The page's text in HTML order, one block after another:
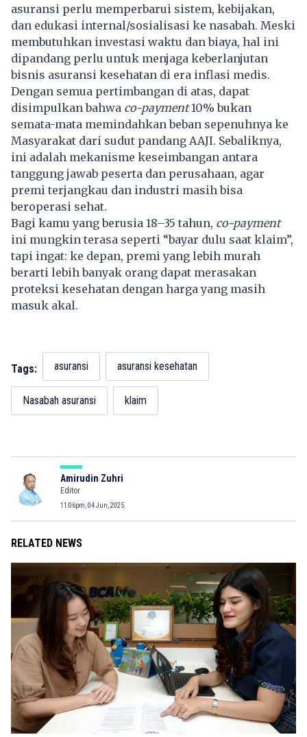
asuransi perlu memperbarui sistem, kebijakan,
dan edukasi internal/sosialisasi ke nasabah. Meski
membutuhkan investasi waktu dan biaya, hal ini
dipandang perlu untuk menjaga keberlanjutan
bisnis asuransi kesehatan di era inflasi medis.
Dengan semua pertimbangan di atas, dapat
disimpulkan bahwa co-payment10% bukan
semata-mata memindahkan beban sepenuhnya ke
Masyarakat dari sudut pandang AAJI. Sebaliknya,
ini adalah mekanisme keseimbangan antara
tanggung jawab peserta dan perusahaan, agar
premi terjangkau dan industri masih bisa
beroperasi sehat.
Bagi kamu yang berusia 18–35 tahun, co-payment
ini mungkin terasa seperti “bayar dulu saat klaim”,
tapi ingat: ke depan, premi yang lebih murah
berarti lebih banyak orang dapat merasakan
proteksi kesehatan dengan harga yang masih
masuk akal.
Tags: asuransi asuransi kesehatan
Nasabah asuransi klaim
Amirudin Zuhri
Editor
11:06pm, 04 Jun, 2025
RELATED NEWS